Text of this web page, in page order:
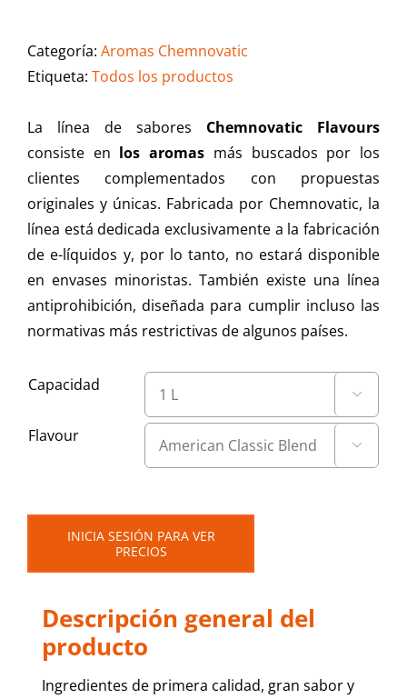
Categoría: Aromas Chemnovatic
Etiqueta: Todos los productos
La línea de sabores Chemnovatic Flavours
consiste en los aromas más buscados por los
clientes complementados con propuestas
originales y únicas. Fabricada por Chemnovatic, la
línea está dedicada exclusivamente a la fabricación
de e-líquidos y, por lo tanto, no estará disponible
en envases minoristas. También existe una línea
antiprohibición, diseñada para cumplir incluso las
normativas más restrictivas de algunos países.
Capacidad 
Flavour 
INICIA SESIÓN PARA VER
PRECIOS
Descripción general del
producto
Ingredientes de primera calidad, gran sabor y